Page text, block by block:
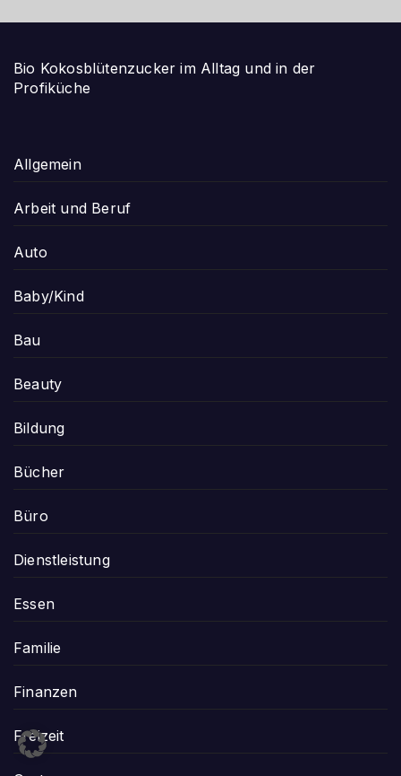
Bio Kokosblütenzucker im Alltag und in der
Profiküche
Allgemein
Arbeit und Beruf
Auto
Baby/Kind
Bau
Beauty
Bildung
Bücher
Büro
Dienstleistung
Essen
Familie
Finanzen
Freizeit